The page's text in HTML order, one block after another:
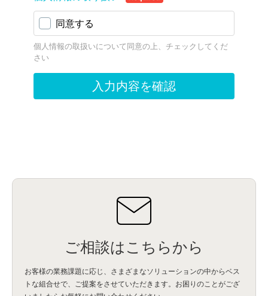
ご相談はこちらから
お客様の業務課題に応じ、さまざまなソリューションの中からベス
トな組合せで、
ご提案をさせていただきます。お困りのことがござ